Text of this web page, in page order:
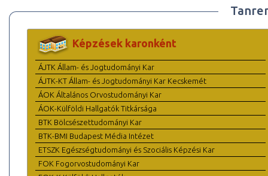
Képzések karonként
ÁJTK Állam- és Jogtudományi Kar
ÁJTK-KT Állam- és Jogtudományi Kar Kecskemét
ÁOK Általános Orvostudományi Kar
ÁOK-Külföldi Hallgatók Titkársága
BTK Bölcsészettudományi Kar
BTK-BMI Budapest Média Intézet
ETSZK Egészségtudományi és Szociális Képzési Kar
FOK Fogorvostudományi Kar